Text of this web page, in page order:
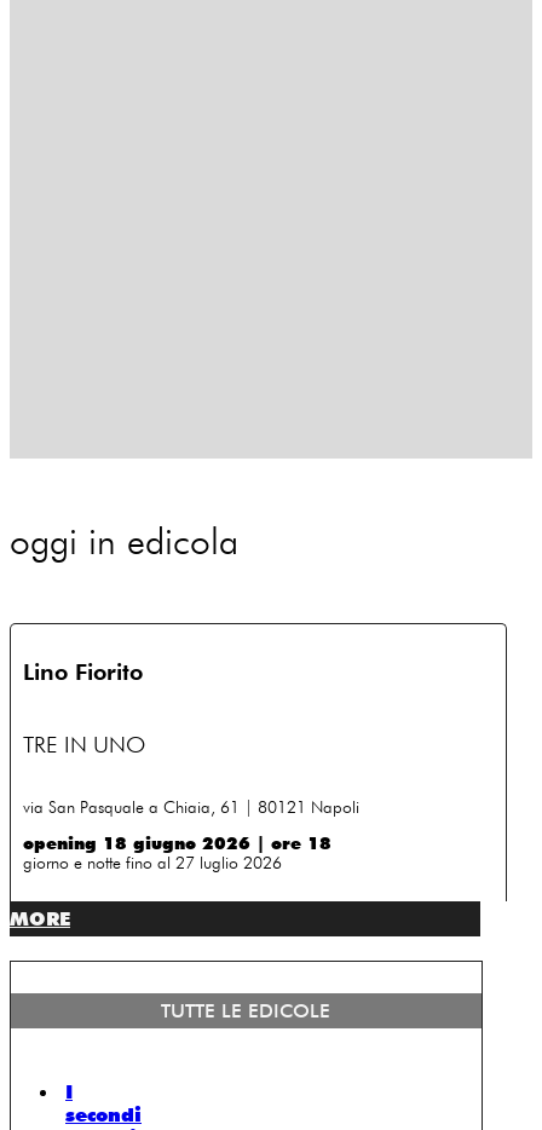
oggi in edicola
Lino Fiorito
TRE IN UNO
via San Pasquale a Chiaia, 61 | 80121 Napoli
opening 18 giugno 2026 | ore 18
giorno e notte fino al 27 luglio 2026
MORE
TUTTE LE EDICOLE
I
secondi